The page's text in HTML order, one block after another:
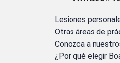
Lesiones
Otras áreas de
Conozca a
¿Por qué elegir